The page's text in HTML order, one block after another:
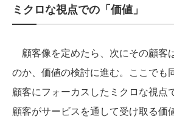
ミクロな視点での「価値」
顧客像を定めたら、次にその顧客
のか、価値の検討に進む。ここでも
顧客にフォーカスしたミクロな視点
顧客がサービスを通して受け取る価